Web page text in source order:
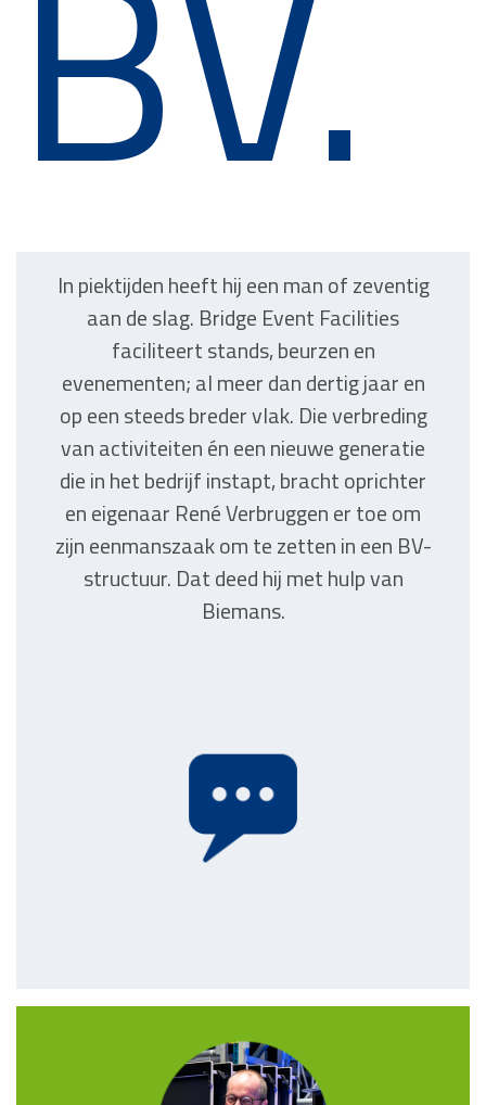
In piektijden heeft hij een man of zeventig
aan de slag. Bridge Event Facilities
faciliteert stands, beurzen en
evenementen; al meer dan dertig jaar en
op een steeds breder vlak. Die verbreding
van activiteiten én een nieuwe generatie
die in het bedrijf instapt, bracht oprichter
en eigenaar René Verbruggen er toe om
zijn eenmanszaak om te zetten in een BV-
structuur. Dat deed hij met hulp van
Biemans.